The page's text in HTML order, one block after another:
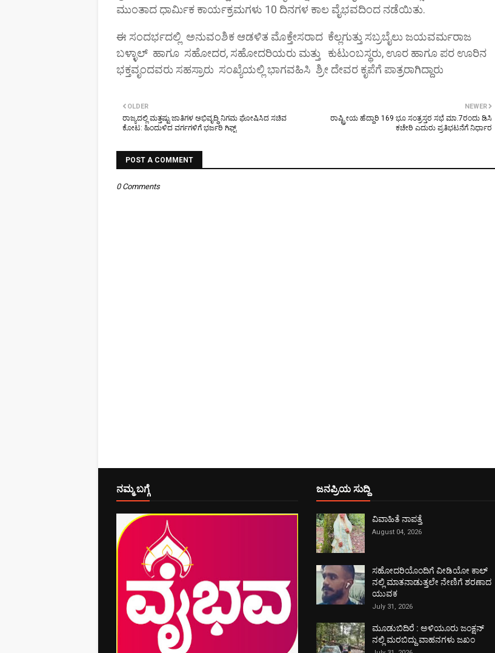
ಮುಂತಾದ ಧಾರ್ಮಿಕ ಕಾರ್ಯಕ್ರಮಗಳು 10 ದಿನಗಳ ಕಾಲ ವೈಭವದಿಂದ ನಡೆಯಿತು.
ಈ ಸಂದರ್ಭದಲ್ಲಿ ಅನುವಂಶಿಕ ಆಡಳಿತ ಮೊಕ್ತೇಸರಾದ ಕೆಲ್ಲಗುತ್ತು ಸಬ್ರಬೈಲು ಜಯವರ್ಮರಾಜ
ಬಳ್ಳಾಲ್ ಹಾಗೂ ಸಹೋದರ, ಸಹೋದರಿಯರು ಮತ್ತು ಕುಟುಂಬಸ್ಥರು, ಊರ ಹಾಗೂ ಪರ ಊರಿನ
ಭಕ್ತವೃಂದವರು ಸಹಸ್ರಾರು ಸಂಖ್ಯೆಯಲ್ಲಿ ಭಾಗವಹಿಸಿ ಶ್ರೀ ದೇವರ ಕೃಪೆಗೆ ಪಾತ್ರರಾಗಿದ್ದಾರು
NEWER
ರಾಷ್ಟ್ರೀಯ ಹೆದ್ದಾರಿ 169 ಭೂ ಸಂತ್ರಸ್ತರ ಸಭೆ ಮಾ.7ರಂದು ಡಿಸಿ
ಕಚೇರಿ ಎದುರು ಪ್ರತಿಭಟನೆಗೆ ನಿರ್ಧಾರ
OLDER
ರಾಜ್ಯದಲ್ಲಿ ಮತ್ತಷ್ಟು ಜಾತಿಗಳ‌ ಅಭಿವೃದ್ಧಿ ನಿಗಮ ಘೋಷಿಸಿದ ಸಚಿವ
ಕೋಟ: ಹಿಂದುಳಿದ ವರ್ಗಗಳಿಗೆ ಭರ್ಜರಿ ಗಿಫ್ಟ್
POST A COMMENT
0 Comments
ನಮ್ಮ ಬಗ್ಗೆ ಜನಪ್ರಿಯ ಸುದ್ದಿ
ವಿವಾಹಿತೆ ನಾಪತ್ತೆ
August 04, 2026
ಸಹೋದರಿಯೊಂದಿಗೆ ವೀಡಿಯೋ ಕಾಲ್
ನಲ್ಲಿ ಮಾತನಾಡುತ್ತಲೇ ನೇಣಿಗೆ ಶರಣಾದ
ಯುವಕ
July 31, 2026
ಮೂಡುಬಿದಿರೆ : ಅಳಿಯೂರು ಜಂಕ್ಷನ್
ನಲ್ಲಿ ಮರಬಿದ್ದು ವಾಹನಗಳು ಜಖಂ